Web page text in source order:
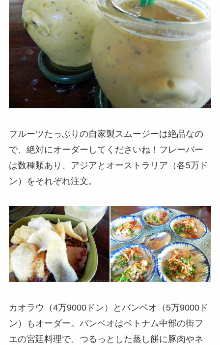
フルーツたっぷりの自家製スムージーは絶品なの
で、絶対にオーダーしてくださいね！フレーバー
は数種類あり、アジアとオーストラリア（各5万ド
ン）をそれぞれ注文。
カオラウ（4万9000ドン）とバンベオ（5万9000ド
ン）もオーダー。バンベオはベトナム中部の街フ
エの宮廷料理で、つるっとした蒸し餅に豚肉やネ